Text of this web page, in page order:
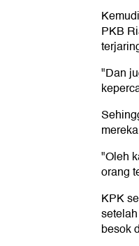
PKB
"Dan
"Oleh
orang
KPK
besok